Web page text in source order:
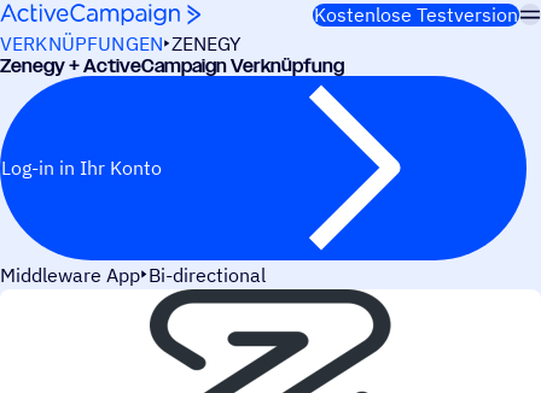
Weiter zum Inhalt
Kostenlose Testversion
VERKNÜPFUNGEN ZENEGY
Zenegy + ActiveCampaign Verknüpfung
Log-in in Ihr Konto
Middleware App Bi-directional